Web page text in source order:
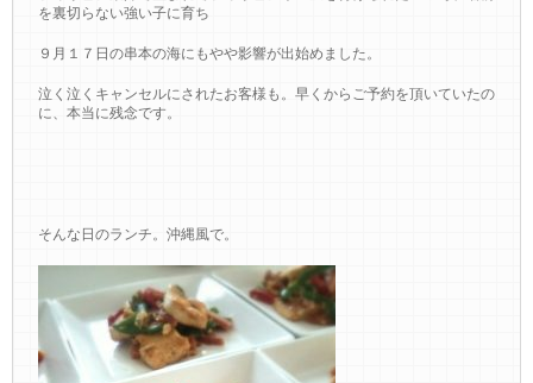
を裏切らない強い子に育ち
９月１７日の串本の海にもやや影響が出始めました。
泣く泣くキャンセルにされたお客様も。早くからご予約を頂いていたの
に、本当に残念です。
そんな日のランチ。沖縄風で。